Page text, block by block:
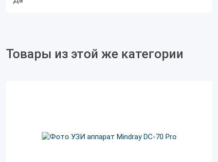
Товары из этой же категории